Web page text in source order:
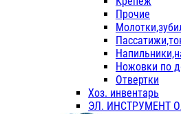
Прочие
Ножовки по
Отвертки
Хоз. инвентарь
ЭЛ. ИНСТРУМЕНТ